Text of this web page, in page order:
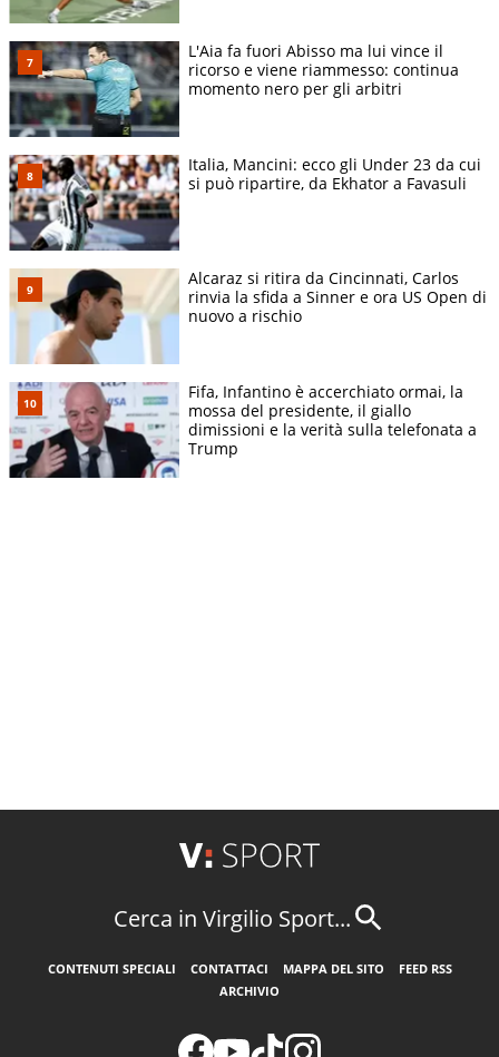
L'Aia fa fuori Abisso ma lui vince il
ricorso e viene riammesso: continua
momento nero per gli arbitri
Italia, Mancini: ecco gli Under 23 da cui
si può ripartire, da Ekhator a Favasuli
Alcaraz si ritira da Cincinnati, Carlos
rinvia la sfida a Sinner e ora US Open di
nuovo a rischio
Fifa, Infantino è accerchiato ormai, la
mossa del presidente, il giallo
dimissioni e la verità sulla telefonata a
Trump
Cerca in Virgilio Sport...
CONTENUTI SPECIALI CONTATTACI MAPPA DEL SITO
FEED RSS
ARCHIVIO